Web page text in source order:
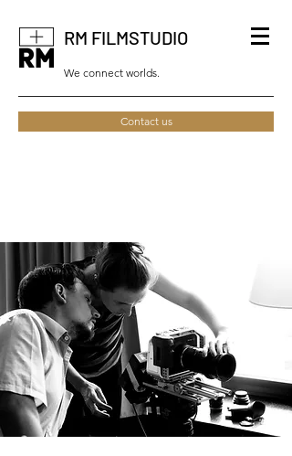
RM FILMSTUDIO
We connect worlds.
Contact us